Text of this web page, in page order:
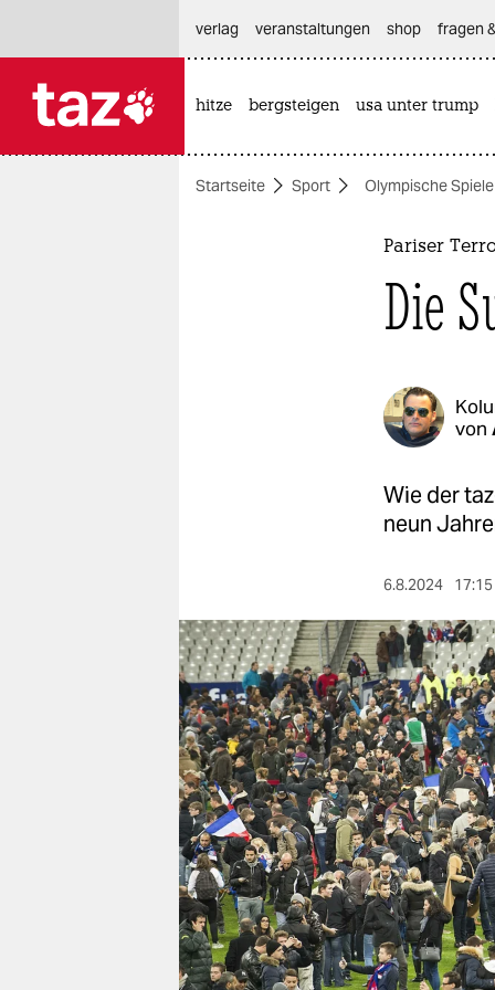
themen
verlag
verlag
veranstaltungen
shop
fragen & hilfe
unterstützen
abo
genossenschaft
verlag
veranstaltungen shop fragen
hitze bergsteigen usa unter trump
Startseite Sport Olympische
Pariser
Die
von
Wie der
neun
6.8.2024